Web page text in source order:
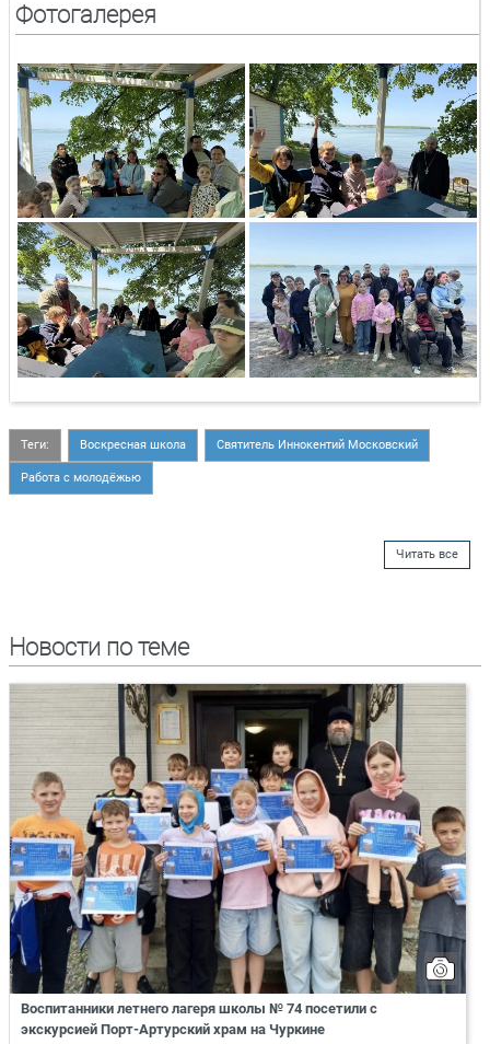
Фотогалерея
Теги: Воскресная школа Святитель Иннокентий Московский
Работа с молодёжью
Читать все
Новости по теме
Воспитанники летнего лагеря школы № 74 посетили с
экскурсией Порт-Артурский храм на Чуркине